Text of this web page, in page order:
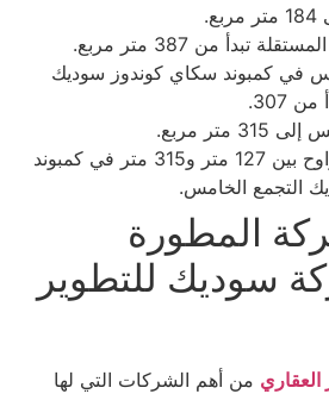
تبدأ من 387 متر مربع.
في كمبوند سكاي كوندوز سوديك
307.
مربع.
مساحات الشق تتراوح بين 127 متر و315 متر في كمبوند
التجمع الخامس.
المطورة
سوديك للتطوير
من أهم الشركات التي لها